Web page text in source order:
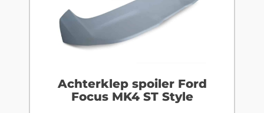
Achterklep spoiler Ford
Focus MK4 ST Style